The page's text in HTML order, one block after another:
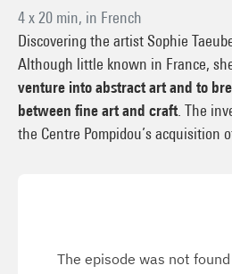
4 x 20 min, in French
Discovering the artist Sophie
Although little known in France,
venture into abstract art and to
between fine art and craft . The
the Centre Pompidou’s acquisition